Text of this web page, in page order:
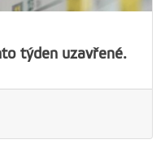
týden uzavřené.